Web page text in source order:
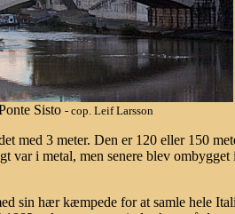
Sisto - cop. Leif Larsson
med 3 meter. Den er 120 eller 150
i metal, men senere blev
sin hær kæmpede for at samle hele